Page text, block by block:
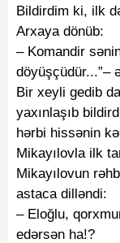
Bildirdim ki, ilk
Arxaya dönüb:
– Komandir
döyüşçüdür...”–
Bir xeyli gedib
yaxınlaşıb
hərbi hissənin
Mikayılovla ilk
Mikayılovun
astaca dilləndi:
– Eloğlu,
edərsən ha!?